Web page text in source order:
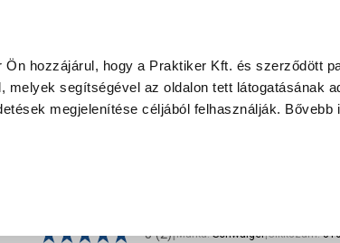
Ön hozzájárul, hogy a Praktiker Kft. és szerződött
melyek segítségével az oldalon tett látogatásának
megjelenítése céljából felhasználják. Bővebb
Szakiajánló Ügyintézés és Információ
5 (2)|Márka: Schwaiger|Cikkszám: